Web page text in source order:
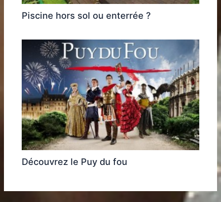
Piscine hors sol ou enterrée ?
Découvrez le Puy du fou